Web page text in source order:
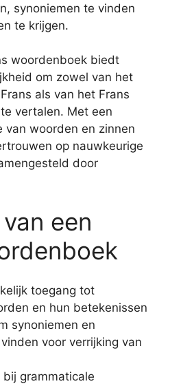
synoniemen te vinden
te krijgen.
woordenboek biedt
om zowel van het
als van het Frans
vertalen. Met een
woorden en zinnen
op nauwkeurige
door
een
toegang tot
en hun betekenissen
synoniemen en
voor verrijking van
grammaticale